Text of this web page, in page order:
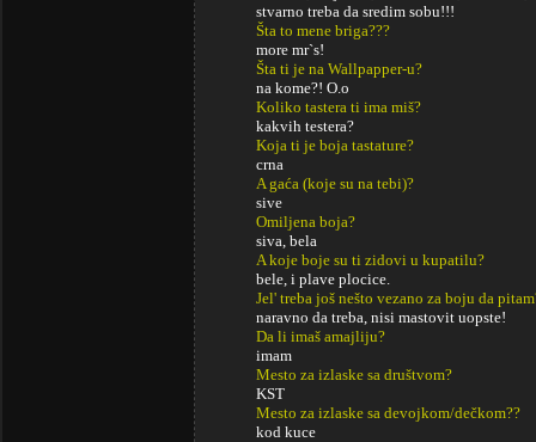
stvarno treba da sredim sobu!!!
Šta to mene briga???
more mr`s!
Šta ti je na Wallpapper-u?
na kome?! O.o
Koliko tastera ti ima miš?
kakvih testera?
Koja ti je boja tastature?
crna
A gaća (koje su na tebi)?
sive
Omiljena boja?
siva, bela
A koje boje su ti zidovi u kupatilu?
bele, i plave plocice.
Jel' treba još nešto vezano za boju da
naravno da treba, nisi mastovit uopste!
Da li imaš amajliju?
imam
Mesto za izlaske sa društvom?
KST
Mesto za izlaske sa devojkom/dečkom??
kod kuce